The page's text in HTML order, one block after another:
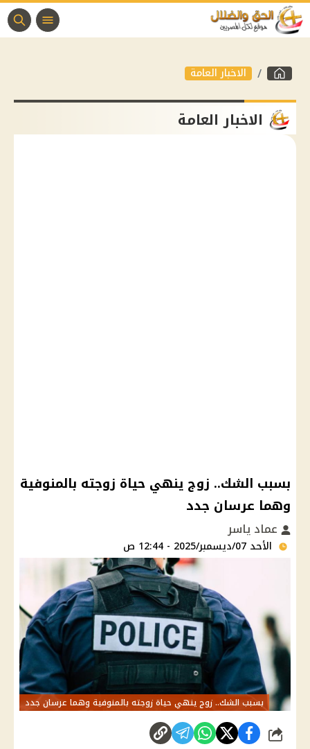
الاخبار العامة
الاخبار العامة
بسبب الشك.. زوج ينهي حياة زوجته بالمنوفية
وهما عرسان جدد
عماد ياسر
الأحد 07/ديسمبر/2025 - 12:44 ص
بسبب الشك.. زوج ينهي حياة زوجته بالمنوفية وهما عرسان جدد
شارك